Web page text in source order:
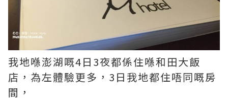
我地喺澎湖嘅4日3夜都係住喺和田大飯
店，為左體驗更多，3日我地都住唔同嘅房
間，